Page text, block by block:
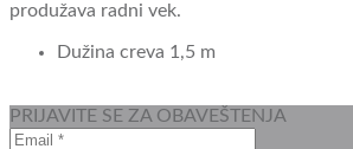
produžava radni vek.
Dužina creva 1,5 m
PRIJAVITE SE ZA OBAVEŠTENJA